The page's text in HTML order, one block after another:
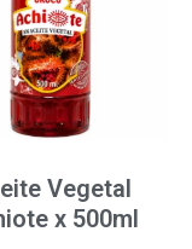
Vegetal
x 500ml